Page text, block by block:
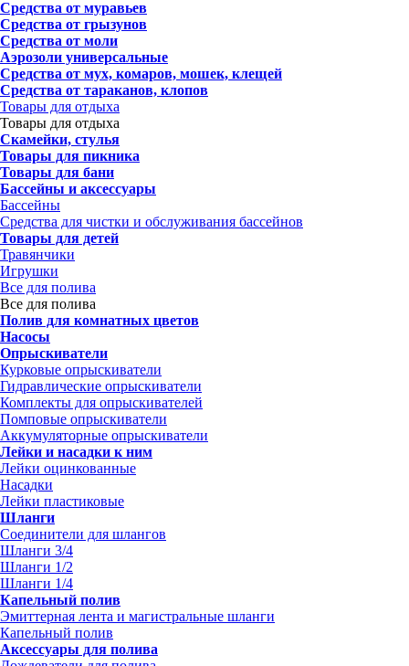
Средства от муравьев
Средства от грызунов
Средства от моли
Аэрозоли универсальные
Средства от мух, комаров, мошек, клещей
Средства от тараканов, клопов
Товары для отдыха
Товары для отдыха
Скамейки, стулья
Товары для пикника
Товары для бани
Бассейны и аксессуары
Бассейны
Средства для чистки и обслуживания бассейнов
Товары для детей
Травянчики
Игрушки
Все для полива
Все для полива
Полив для комнатных цветов
Насосы
Опрыскиватели
Курковые опрыскиватели
Гидравлические опрыскиватели
Комплекты для опрыскивателей
Помповые опрыскиватели
Аккумуляторные опрыскиватели
Лейки и насадки к ним
Лейки оцинкованные
Насадки
Лейки пластиковые
Шланги
Соединители для шлангов
Шланги 3/4
Шланги 1/2
Шланги 1/4
Капельный полив
Эмиттерная лента и магистральные шланги
Капельный полив
Аксессуары для полива